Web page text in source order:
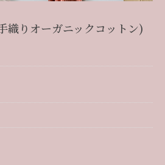
織りオーガニックコットン)